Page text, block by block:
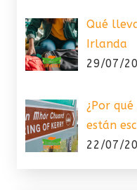
Qué
Irlanda
29/07/
¿Por
están
22/07/